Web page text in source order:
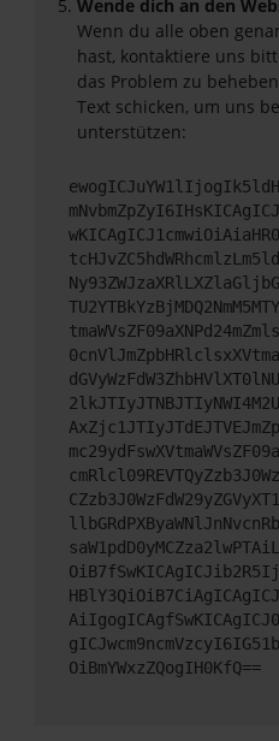
Wende dich an den
Wenn du alle oben
hast, kontaktiere uns
das Problem zu
Text schicken, um uns
unterstützen:
OiBmYWxzZQogIH0KfQ==